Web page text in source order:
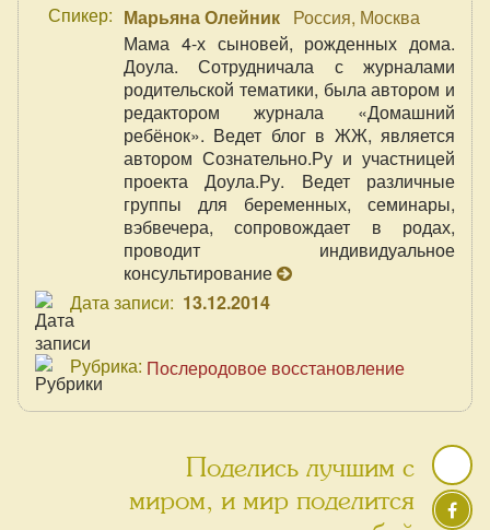
Спикер: Марьяна Олейник Россия, Москва
Мама 4-х сыновей, рожденных дома.
Доула. Сотрудничала с журналами
родительской тематики, была автором и
редактором журнала «Домашний
ребёнок». Ведет блог в ЖЖ, является
автором Сознательно.Ру и участницей
проекта Доула.Ру. Ведет различные
группы для беременных, семинары,
вэбвечера, сопровождает в родах,
проводит индивидуальное
консультирование
Дата записи: 13.12.2014
Рубрика: Послеродовое восстановление
Поделись лучшим с
миром, и мир поделится